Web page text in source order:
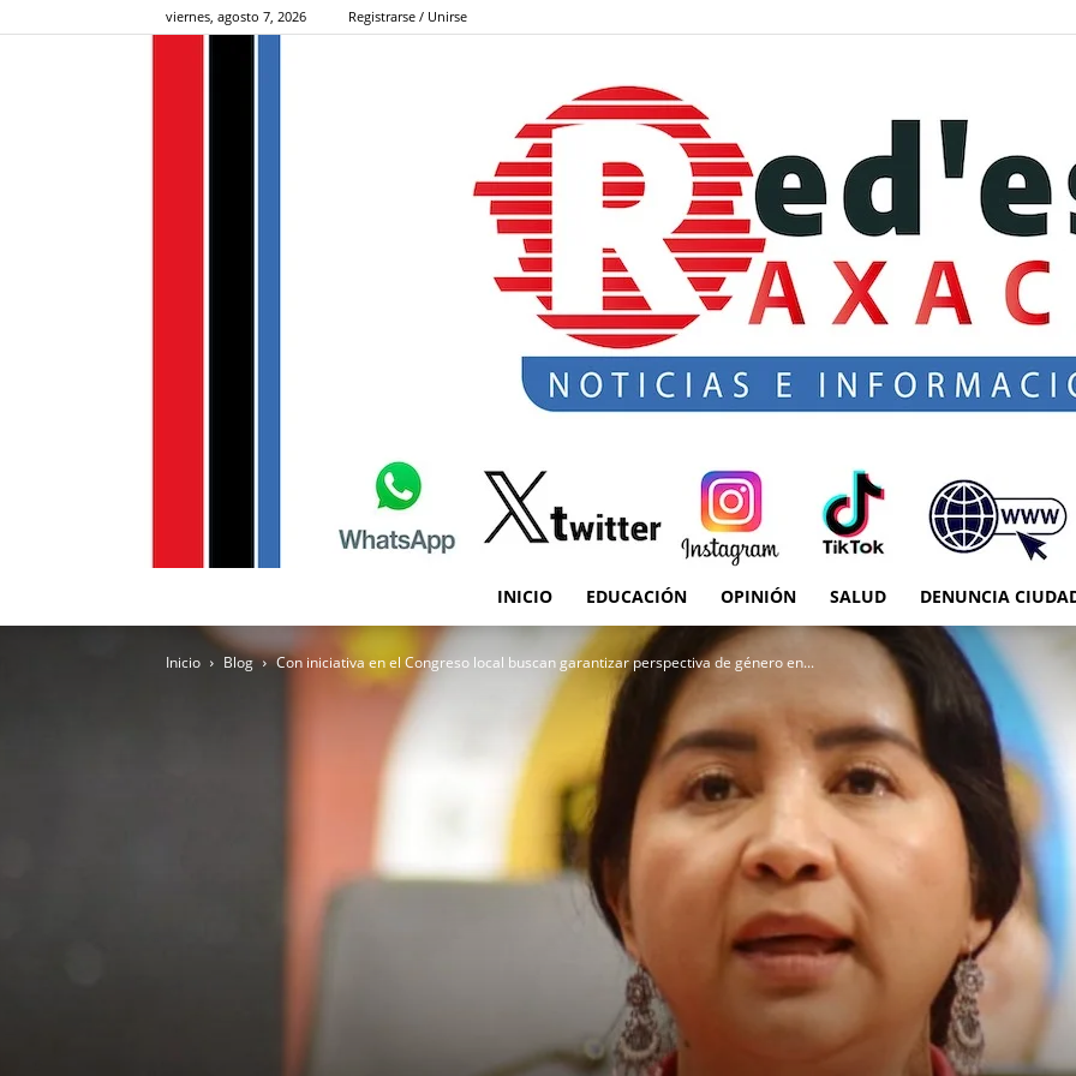
viernes, agosto 7, 2026 Registrarse / Unirse
es
Oaxaca
INICIO EDUCACIÓN OPINIÓN SALUD DENUNCIA
Inicio Blog Con iniciativa en el Congreso local buscan garantizar perspectiva de género en...